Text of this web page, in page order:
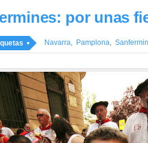
por unas
Navarra, Pamplona,